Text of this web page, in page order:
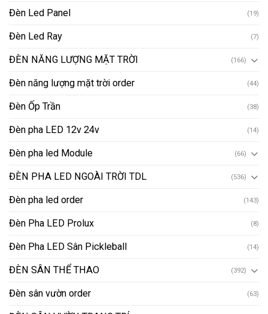
Đèn Led Panel (19)
Đèn Led Ray (7)
ĐÈN NĂNG LƯỢNG MẶT TRỜI (166)
Đèn năng lượng mặt trời order (44)
Đèn Ốp Trần (38)
Đèn pha LED 12v 24v (14)
Đèn pha led Module (66)
ĐÈN PHA LED NGOÀI TRỜI TDL (536)
Đèn pha led order (143)
Đèn Pha LED Prolux (8)
Đèn Pha LED Sân Pickleball (14)
ĐÈN SÂN THỂ THAO (392)
Đèn sân vườn order (63)